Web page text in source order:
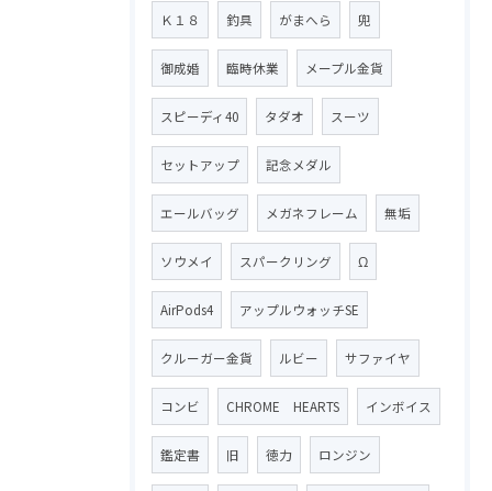
Ｋ１８ 釣具 がまへら 兜
御成婚 臨時休業 メープル金貨
スピーディ40 タダオ スーツ
セットアップ 記念メダル
エールバッグ メガネフレーム 無垢
ソウメイ スパークリング Ω
AirPods4 アップルウォッチSE
クルーガー金貨 ルビー サファイヤ
コンビ CHROME HEARTS インボイス
鑑定書 旧 徳力 ロンジン